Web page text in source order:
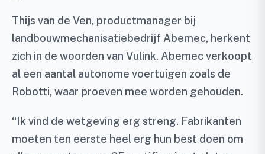
Thijs van de Ven, productmanager bij
landbouwmechanisatiebedrijf Abemec, herkent
zich in de woorden van Vulink. Abemec verkoopt
al een aantal autonome voertuigen zoals de
Robotti, waar proeven mee worden gehouden.
“Ik vind de wetgeving erg streng. Fabrikanten
moeten ten eerste heel erg hun best doen om